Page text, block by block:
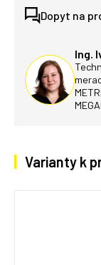
Dopyt na
Ing.
Varianty k